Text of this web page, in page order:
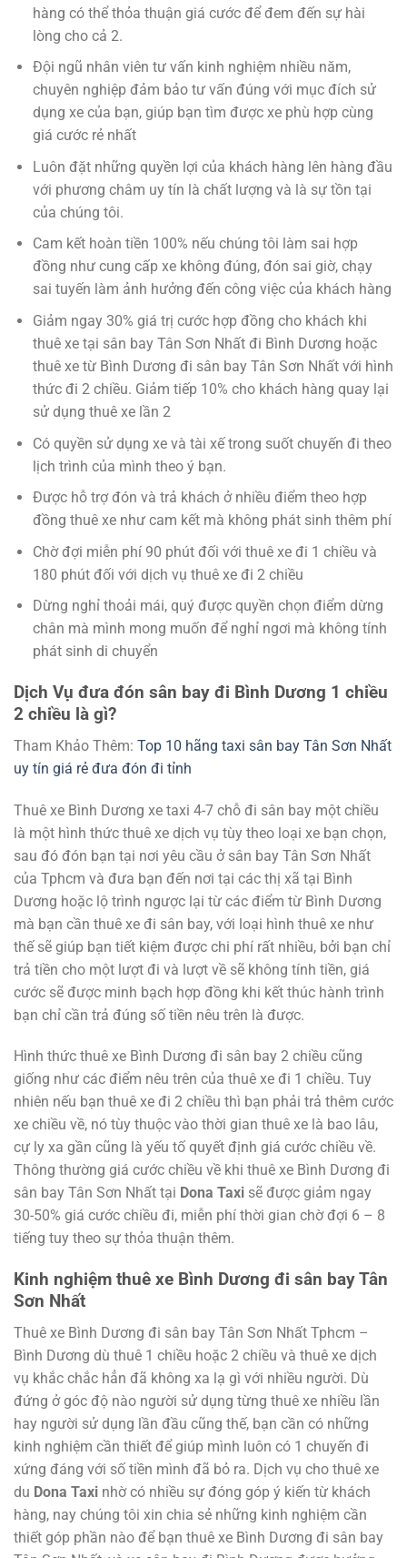
hàng có thể thỏa thuận giá cước để đem đến sự hài
lòng cho cả 2.
Đội ngũ nhân viên tư vấn kinh nghiệm nhiều năm,
chuyên nghiệp đảm bảo tư vấn đúng với mục đích sử
dụng xe của bạn, giúp bạn tìm được xe phù hợp cùng
giá cước rẻ nhất
Luôn đặt những quyền lợi của khách hàng lên hàng đầu
với phương châm uy tín là chất lượng và là sự tồn tại
của chúng tôi.
Cam kết hoàn tiền 100% nếu chúng tôi làm sai hợp
đồng như cung cấp xe không đúng, đón sai giờ, chạy
sai tuyến làm ảnh hưởng đến công việc của khách hàng
Giảm ngay 30% giá trị cước hợp đồng cho khách khi
thuê xe tại sân bay Tân Sơn Nhất đi Bình Dương hoặc
thuê xe từ Bình Dương đi sân bay Tân Sơn Nhất với hình
thức đi 2 chiều. Giảm tiếp 10% cho khách hàng quay lại
sử dụng thuê xe lần 2
Có quyền sử dụng xe và tài xế trong suốt chuyến đi theo
lịch trình của mình theo ý bạn.
Được hỗ trợ đón và trả khách ở nhiều điểm theo hợp
đồng thuê xe như cam kết mà không phát sinh thêm phí
Chờ đợi miễn phí 90 phút đối với thuê xe đi 1 chiều và
180 phút đối với dịch vụ thuê xe đi 2 chiều
Dừng nghỉ thoải mái, quý được quyền chọn điểm dừng
chân mà mình mong muốn để nghỉ ngơi mà không tính
phát sinh di chuyển
Dịch Vụ đưa đón sân bay đi Bình Dương 1 chiều
2 chiều là gì?
Tham Khảo Thêm: Top 10 hãng taxi sân bay Tân Sơn Nhất
uy tín giá rẻ đưa đón đi tỉnh
Thuê xe Bình Dương xe taxi 4-7 chỗ đi sân bay một chiều
là một hình thức thuê xe dịch vụ tùy theo loại xe bạn chọn,
sau đó đón bạn tại nơi yêu cầu ở sân bay Tân Sơn Nhất
của Tphcm và đưa bạn đến nơi tại các thị xã tại Bình
Dương hoặc lộ trình ngược lại từ các điểm từ Bình Dương
mà bạn cần thuê xe đi sân bay, với loại hình thuê xe như
thế sẽ giúp bạn tiết kiệm được chi phí rất nhiều, bởi bạn chỉ
trả tiền cho một lượt đi và lượt về sẽ không tính tiền, giá
cước sẽ được minh bạch hợp đồng khi kết thúc hành trình
bạn chỉ cần trả đúng số tiền nêu trên là được.
Hình thức thuê xe Bình Dương đi sân bay 2 chiều cũng
giống như các điểm nêu trên của thuê xe đi 1 chiều. Tuy
nhiên nếu bạn thuê xe đi 2 chiều thì bạn phải trả thêm cước
xe chiều về, nó tùy thuộc vào thời gian thuê xe là bao lâu,
cự ly xa gần cũng là yếu tố quyết định giá cước chiều về.
Thông thường giá cước chiều về khi thuê xe Bình Dương đi
sân bay Tân Sơn Nhất tại Dona Taxi sẽ được giảm ngay
30-50% giá cước chiều đi, miễn phí thời gian chờ đợi 6 – 8
tiếng tuy theo sự thỏa thuận thêm.
Kinh nghiệm thuê xe Bình Dương đi sân bay Tân
Sơn Nhất
Thuê xe Bình Dương đi sân bay Tân Sơn Nhất Tphcm –
Bình Dương dù thuê 1 chiều hoặc 2 chiều và thuê xe dịch
vụ khắc chắc hẳn đã không xa lạ gì với nhiều người. Dù
đứng ở góc độ nào người sử dụng từng thuê xe nhiều lần
hay người sử dụng lần đầu cũng thế, bạn cần có những
kinh nghiệm cần thiết để giúp mình luôn có 1 chuyến đi
xứng đáng với số tiền mình đã bỏ ra. Dịch vụ cho thuê xe
du Dona Taxi nhờ có nhiều sự đóng góp ý kiến từ khách
hàng, nay chúng tôi xin chia sẻ những kinh nghiệm cần
thiết góp phần nào để bạn thuê xe Bình Dương đi sân bay